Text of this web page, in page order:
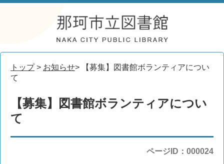
トップ> お知らせ> 【募集】図書館ボランティアについ
て
【募集】図書館ボランティアについ
て
ページID：000024